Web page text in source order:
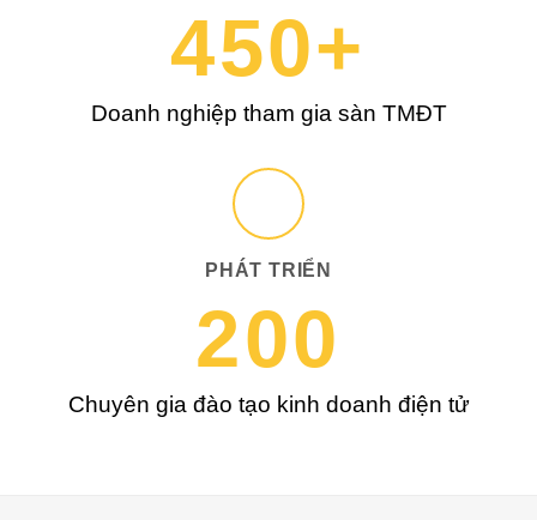
450+
Doanh nghiệp tham gia sàn TMĐT
PHÁT TRIỂN
200
Chuyên gia đào tạo kinh doanh điện tử